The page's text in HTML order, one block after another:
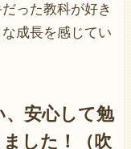
った教科が好き
成長を感じてい
、安心して勉
した！（吹